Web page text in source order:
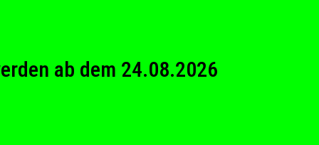
ab dem 24.08.2026